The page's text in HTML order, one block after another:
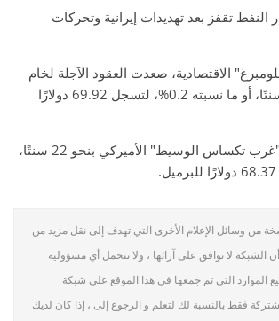
النفط تقفز بعد تهديدات إيرانية وتحركات
الاقتصادية، صعدت العقود الآجلة لخام
"برنت" بمقدار 15 سنتًا، أو ما نسبته 0.2%، لتسجل 69.92 دولارًا
كما ارتفع خام "غرب تكساس الوسيط" الأميركي بنحو 22 سنتًا،
من وسائل الإعلام الأخرى التي تهدف إلى نقل مزيد من
الشبكة لا توافق على آرائها ، ولا تتحمل أي مسؤولية
الموارد التي تم جمعها في هذا الموقع على شبكة
فقط بالنسبة لك لتعلم و الرجوع إلى ، إذا كان لديك